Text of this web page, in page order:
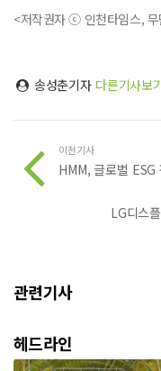
<저작권자 ⓒ 인천타임스,
송성춘기자 다른기사보
이전기사
HMM, 글로벌 ESG
LG디스
관련기사
헤드라인